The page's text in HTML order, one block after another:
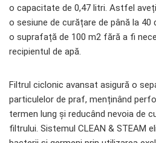
o capacitate de 0,47 litri. Astfel
o sesiune de curățare de până la 40
o suprafață de 100 m2 fără a fi
recipientul de apă.
Filtrul ciclonic avansat asigură o
particulelor de praf, menținând
termen lung și reducând nevoia de
filtrului. Sistemul CLEAN & STEAM